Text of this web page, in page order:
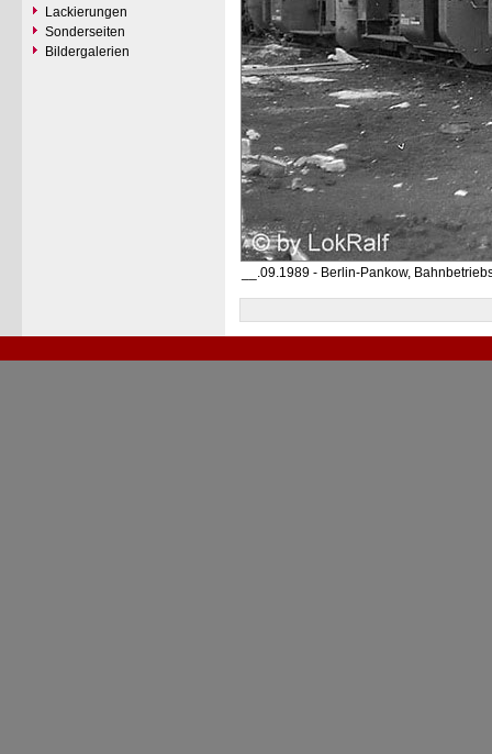
Lackierungen
Sonderseiten
Bildergalerien
__.09.1989 - Berlin-Pankow,